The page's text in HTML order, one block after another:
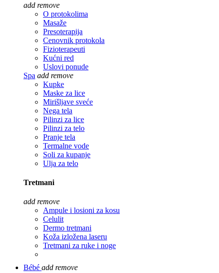
add remove
O protokolima
Masaže
Presoterapija
Cenovnik protokola
Fizioterapeuti
Kućni red
Uslovi ponude
Spa add remove
Kupke
Maske za lice
Mirišljave sveće
Nega tela
Pilinzi za lice
Pilinzi za telo
Pranje tela
Termalne vode
Soli za kupanje
Ulja za telo
Tretmani
add remove
Ampule i losioni za kosu
Celulit
Dermo tretmani
Koža izložena laseru
Tretmani za ruke i noge
Bébé add remove